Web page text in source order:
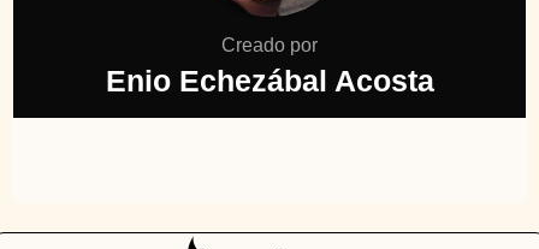
Creado por
Enio Echezábal Acosta